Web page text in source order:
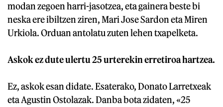
modan zegoen harri-jasotzea, eta gainera beste bi
neska ere ibiltzen ziren, Mari Jose Sardon eta Miren
Urkiola. Orduan antolatu zuten lehen txapelketa.
Askok ez dute ulertu 25 urterekin erretiroa hartzea.
Ez, askok esan didate. Esaterako, Donato Larretxeak
eta Agustin Ostolazak. Danba bota zidaten, «25